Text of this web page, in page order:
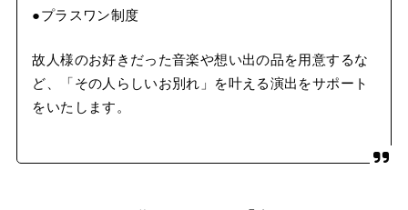
●プラスワン制度
故人様のお好きだった音楽や想い出の品を用意するな
ど、「その人らしいお別れ」を叶える演出をサポート
をいたします。